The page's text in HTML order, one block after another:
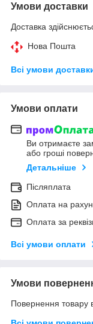
Умови доставки
Доставка
Нова Пошта
Всі умови
Умови оплати
Ви отримаєте
або гроші
Детальніше
Післяплата
Оплата на
Оплата за
Всі умови оплати
Умови
Повернення товару